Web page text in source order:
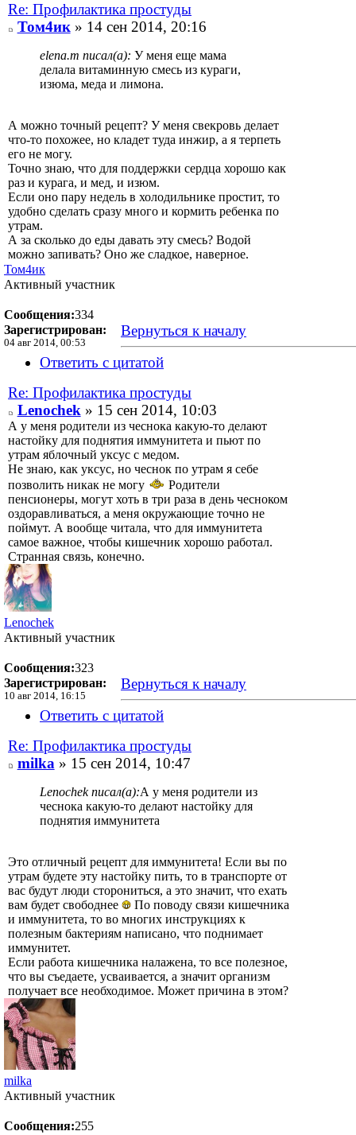
Re: Профилактика простуды
Том4ик» 14 сен 2014, 20:16
elena.m писал(а): У меня еще мама
делала витаминную смесь из кураги,
изюма, меда и лимона.
А можно точный рецепт? У меня свекровь делает
что-то похожее, но кладет туда инжир, а я терпеть
его не могу.
Точно знаю, что для поддержки сердца хорошо как
раз и курага, и мед, и изюм.
Если оно пару недель в холодильнике простит, то
удобно сделать сразу много и кормить ребенка по
утрам.
А за сколько до еды давать эту смесь? Водой
можно запивать? Оно же сладкое, наверное.
Том4ик
Активный участник
Сообщения:334
Зарегистрирован:
04 авг 2014, 00:53
Вернуться к началу
Ответить с цитатой
Re: Профилактика простуды
Lenochek» 15 сен 2014, 10:03
А у меня родители из чеснока какую-то делают
настойку для поднятия иммунитета и пьют по
утрам яблочный уксус с медом.
Не знаю, как уксус, но чеснок по утрам я себе
позволить никак не могу
Родители
пенсионеры, могут хоть в три раза в день чесноком
оздоравливаться, а меня окружающие точно не
поймут. А вообще читала, что для иммунитета
самое важное, чтобы кишечник хорошо работал.
Странная связь, конечно.
Lenochek
Активный участник
Сообщения:323
Зарегистрирован:
10 авг 2014, 16:15
Вернуться к началу
Ответить с цитатой
Re: Профилактика простуды
milka » 15 сен 2014, 10:47
Lenochek писал(а):А у меня родители из
чеснока какую-то делают настойку для
поднятия иммунитета
Это отличный рецепт для иммунитета! Если вы по
утрам будете эту настойку пить, то в транспорте от
вас будут люди сторониться, а это значит, что ехать
вам будет свободнее
По поводу связи кишечника
и иммунитета, то во многих инструкциях к
полезным бактериям написано, что поднимает
иммунитет.
Если работа кишечника налажена, то все полезное,
что вы съедаете, усваивается, а значит организм
получает все необходимое. Может причина в этом?
milka
Активный участник
Сообщения:255